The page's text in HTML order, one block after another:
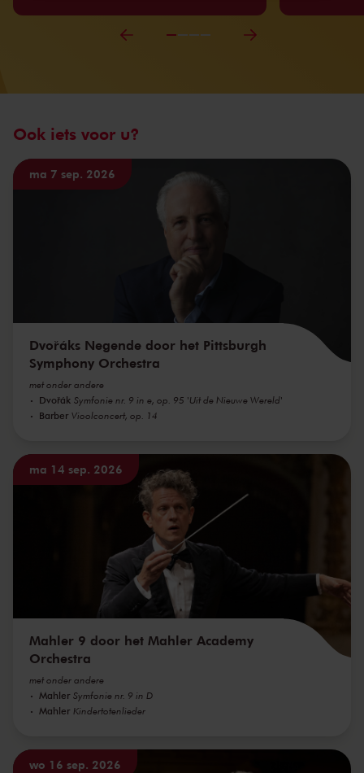
Ook iets voor u?
ma 7 sep. 2026
Dvořáks Negende door het Pittsburgh
Symphony Orchestra
met onder andere
Dvořák Symfonie nr. 9 in e, op. 95 'Uit de Nieuwe Wereld'
Barber Vioolconcert, op. 14
ma 14 sep. 2026
Mahler 9 door het Mahler Academy
Orchestra
met onder andere
Mahler Symfonie nr. 9 in D
Mahler Kindertotenlieder
wo 16 sep. 2026